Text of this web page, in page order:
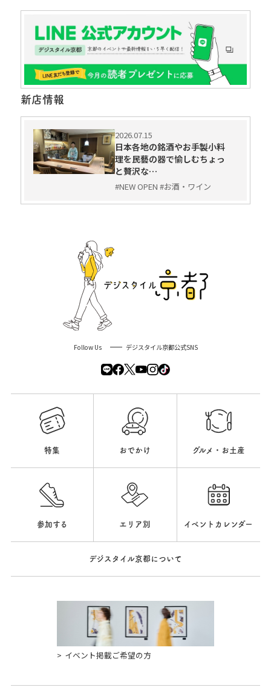
新店情報
2026.07.15
日本各地の銘酒やお手製小料
理を民藝の器で愉しむちょっ
と贅沢な…
#NEW OPEN #お酒・ワイン
Follow Us デジスタイル京都公式SNS
特集 おでかけ グルメ・お土産
参加する エリア別 イベントカレンダー
デジスタイル京都について
イベント掲載ご希望の方